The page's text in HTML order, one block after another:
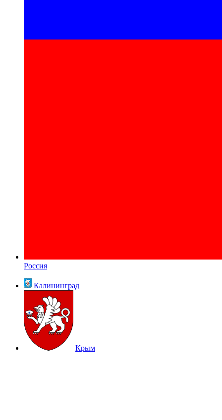
Россия
Калининград
Крым